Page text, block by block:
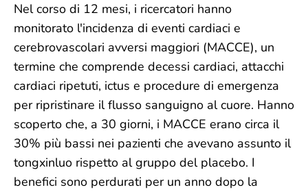
Nel corso di 12 mesi, i ricercatori hanno
monitorato l'incidenza di eventi cardiaci e
cerebrovascolari avversi maggiori (MACCE), un
termine che comprende decessi cardiaci, attacchi
cardiaci ripetuti, ictus e procedure di emergenza
per ripristinare il flusso sanguigno al cuore. Hanno
scoperto che, a 30 giorni, i MACCE erano circa il
30% più bassi nei pazienti che avevano assunto il
tongxinluo rispetto al gruppo del placebo. I
benefici sono perdurati per un anno dopo la